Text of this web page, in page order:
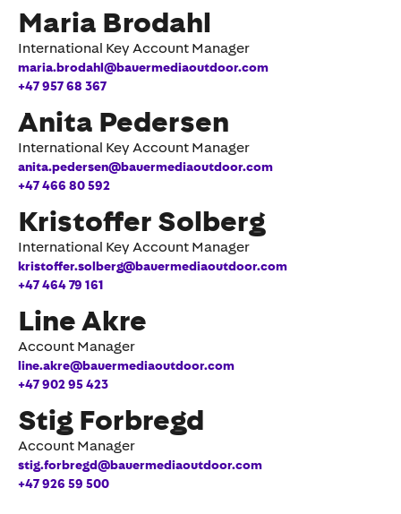
Maria Brodahl
International Key Account Manager
maria.brodahl@bauermediaoutdoor.com
+47 957 68 367
Anita Pedersen
International Key Account Manager
anita.pedersen@bauermediaoutdoor.com
+47 466 80 592
Kristoffer Solberg
International Key Account Manager
kristoffer.solberg@bauermediaoutdoor.com
+47 464 79 161
Line Akre
Account Manager
line.akre@bauermediaoutdoor.com
+47 902 95 423
Stig Forbregd
Account Manager
stig.forbregd@bauermediaoutdoor.com
+47 926 59 500